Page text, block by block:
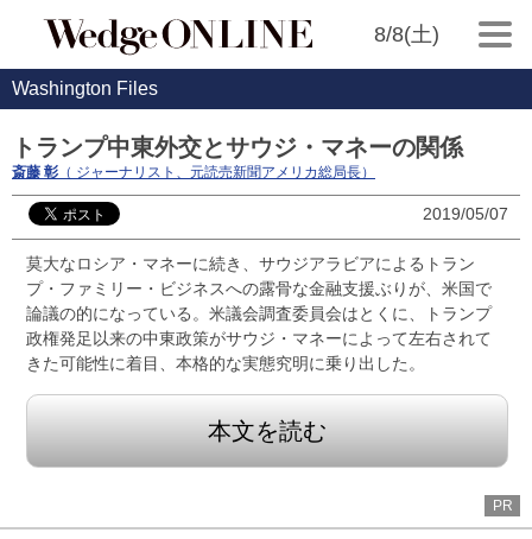
8/8(土)
Washington Files
トランプ中東外交とサウジ・マネーの関係
斎藤 彰 （ ジャーナリスト、元読売新聞アメリカ総局長）
2019/05/07
莫大なロシア・マネーに続き、サウジアラビアによるトラン
プ・ファミリー・ビジネスへの露骨な金融支援ぶりが、米国で
論議の的になっている。米議会調査委員会はとくに、トランプ
政権発足以来の中東政策がサウジ・マネーによって左右されて
きた可能性に着目、本格的な実態究明に乗り出した。
本文を読む
PR